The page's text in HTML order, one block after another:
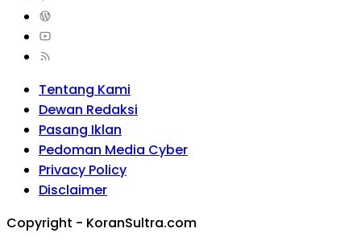
Tentang Kami
Dewan Redaksi
Pasang Iklan
Pedoman Media Cyber
Privacy Policy
Disclaimer
Copyright - KoranSultra.com